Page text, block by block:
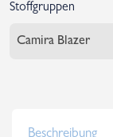
Stoffgruppen
Beschreibung